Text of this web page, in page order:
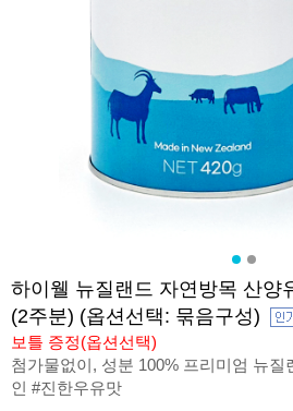
하이웰 뉴질랜드 자연방목 산양
(2주분) (옵션선택: 묶음구성)
보틀 증정(옵션선택)
첨가물없이, 성분 100% 프리미엄 뉴
인 #진한우유맛